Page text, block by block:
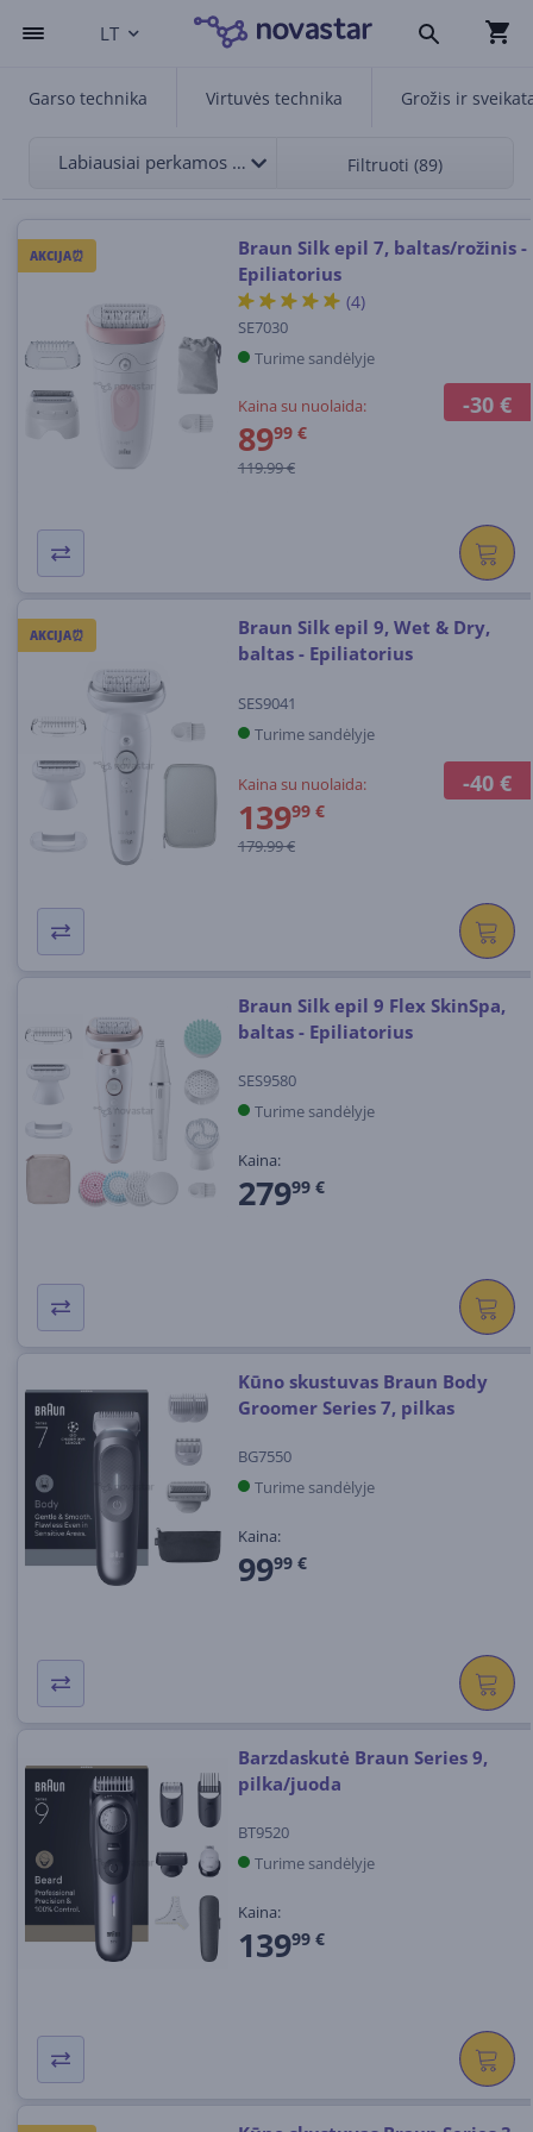
LT
Garso technika Virtuvės technika Grožis ir
Labiausiai perkamos viršuje Filtruoti (89)
AKCIJA⏰
-30 €
Braun Silk epil 7, baltas/rožinis -
Epiliatorius
(4)
SE7030
Turime sandėlyje
Kaina su nuolaida:
8999 €
119.99 €
AKCIJA⏰
-40 €
Braun Silk epil 9, Wet & Dry,
baltas - Epiliatorius
SES9041
Turime sandėlyje
Kaina su nuolaida:
13999 €
179.99 €
Braun Silk epil 9 Flex SkinSpa,
baltas - Epiliatorius
SES9580
Turime sandėlyje
Kaina:
27999 €
Kūno skustuvas Braun Body
Groomer Series 7, pilkas
BG7550
Turime sandėlyje
Kaina:
9999 €
Barzdaskutė Braun Series 9,
pilka/juoda
BT9520
Turime sandėlyje
Kaina:
13999 €